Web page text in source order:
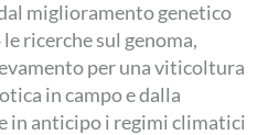
miglioramento genetico
ricerche sul genoma,
per una viticoltura
in campo e dalla
in anticipo i regimi climatici